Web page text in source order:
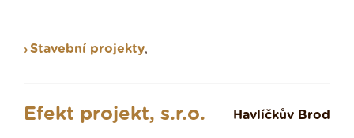
Stavební projekty,
Efekt projekt, s.r.o. Havlíčkův Brod